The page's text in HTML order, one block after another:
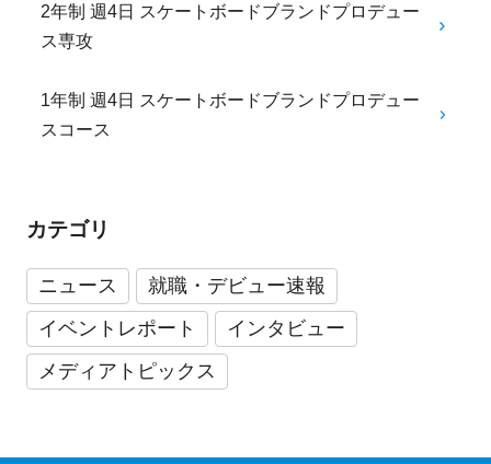
2年制 週4日 スケートボードブランドプロデュー
ス専攻
1年制 週4日 スケートボードブランドプロデュー
スコース
カテゴリ
ニュース
就職・デビュー速報
イベントレポート
インタビュー
メディアトピックス